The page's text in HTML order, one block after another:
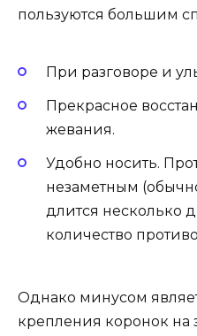
пользуются большим
При разговоре и
Прекрасное
жевания.
Удобно носить.
незаметным
длится несколько
количество
Однако минусом
крепления коронок на